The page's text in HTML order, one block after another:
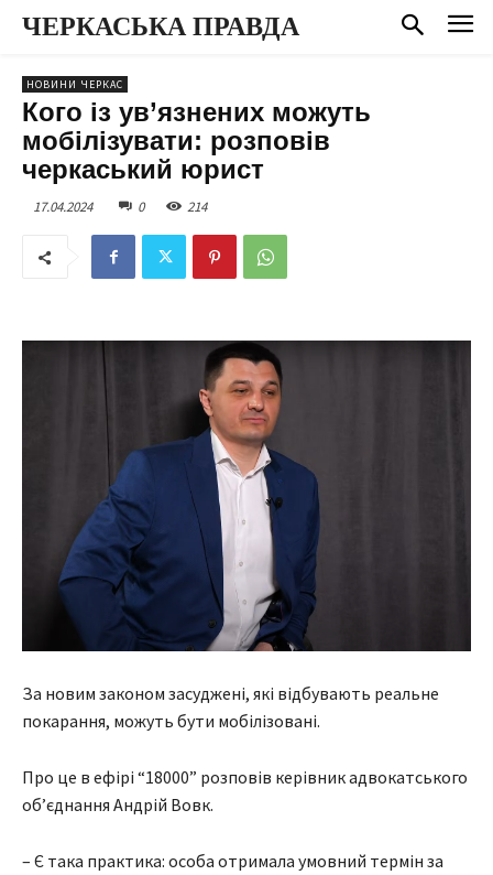
ЧЕРКАСЬКА ПРАВДА
НОВИНИ ЧЕРКАС
Кого із ув’язнених можуть
мобілізувати: розповів
черкаський юрист
17.04.2024 0 214
За новим законом засуджені, які відбувають реальне
покарання, можуть бути мобілізовані.
Про це в ефірі “18000” розповів керівник адвокатського
об’єднання Андрій Вовк.
– Є така практика: особа отримала умовний термін за